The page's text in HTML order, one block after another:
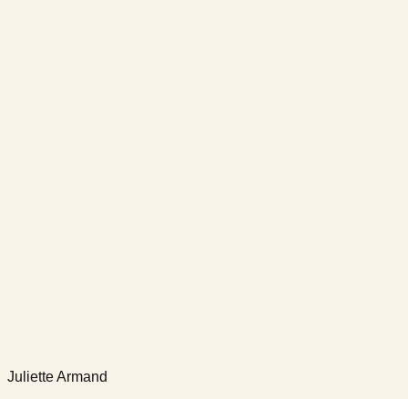
Juliette Armand